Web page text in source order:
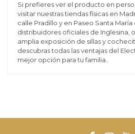
Si prefieres ver el producto en
visitar nuestras tiendas físicas en
calle Pradillo y en Paseo Santa
distribuidores oficiales de Inglesina,
amplia exposición de sillas y
descubras todas las ventajas del
mejor opción para tu familia..